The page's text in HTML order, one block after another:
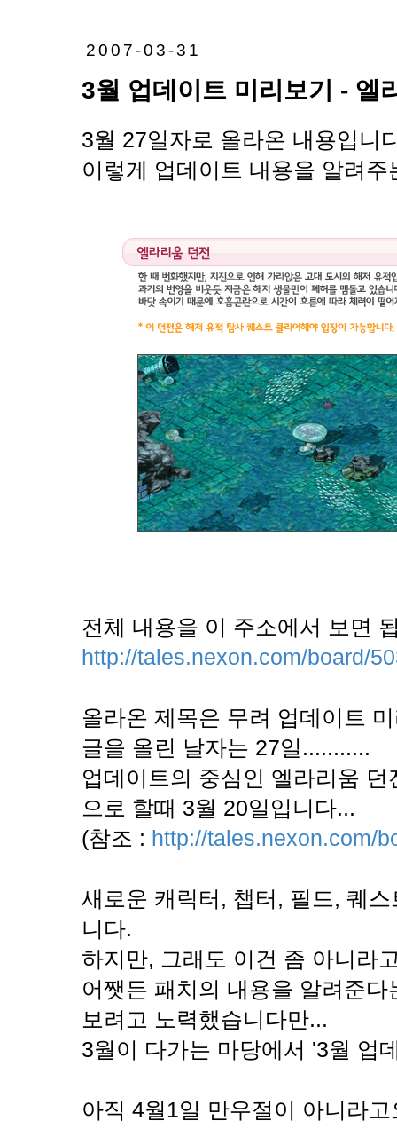
2007-03-31
3월 업데이트 미리보기 - 엘
3월 27일자로 올라온 내용입니
이렇게 업데이트 내용을 알려
전체 내용을 이 주소에서 보면
http://tales.nexon.com/board/
올라온 제목은 무려 업데이트
글을 올린 날자는 27일...........
업데이트의 중심인 엘라리움
으로 할때 3월 20일입니다...
(참조 : http://tales.nexon.com/
새로운 캐릭터, 챕터, 필드, 퀘
니다.
하지만, 그래도 이건 좀 아니라
어쨋든 패치의 내용을 알려준
보려고 노력했습니다만...
3월이 다가는 마당에서 '3월 업
아직 4월1일 만우절이 아니라고